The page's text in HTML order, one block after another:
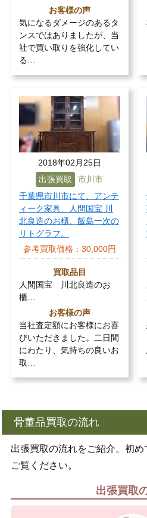
お客様の声
気になるダメージのあるタ
ンスではありましたが、当
社で買い取りを強化してい
る…
2018年02月25日
出張買取
市川市
千葉県市川市にて、アンテ
ィーク家具、人間国宝 川
北良造のお櫃、飯島一次の
リトグラフ。
参考買取価格： 30,000円
買取品目
人間国宝 川北良造のお
櫃…
お客様の声
当社査定額にお客様にお喜
びいただきました。二日間
にわたり、気持ちの良いお
取…
骨董品買取の流れ
出張買取の流れをご紹介。初
ご覧ください。
出張買取